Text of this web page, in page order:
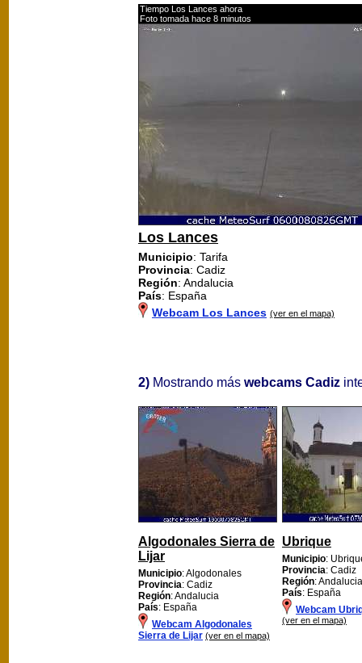
Tiempo Los Lances ahora
Foto tomada hace 8 minutos
Los Lances
Municipio: Tarifa
Provincia: Cadiz
Región: Andalucia
País: España
Webcam Los Lances (ver en el mapa)
2) Mostrando más webcams Cadiz
Algodonales Sierra de
Lijar
Municipio: Algodonales
Provincia: Cadiz
Región: Andalucia
País: España
Webcam Algodonales
Sierra de Lijar (ver en el mapa)
Ubrique
Municipio:
Provincia: Cadiz
Región: Andalucia
País: España
Webcam
(ver en el mapa)